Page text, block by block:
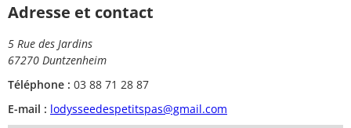
Adresse et contact
5 Rue des Jardins
67270 Duntzenheim
Téléphone : 03 88 71 28 87
E-mail : lodysseedespetitspas@gmail.com